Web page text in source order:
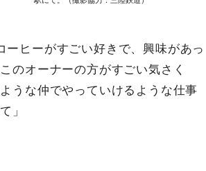
ーヒーがすごい好きで、興味があっ
のオーナーの方がすごい気さく
うな仲でやっていけるような仕事
」